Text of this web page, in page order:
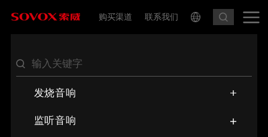
购买渠道 联系我们
发烧音响
监听音响